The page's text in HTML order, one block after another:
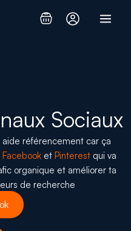
Sociaux
aide référencement car ça
Facebooket Pinterestqui va
organique et améliorer ta
de recherche